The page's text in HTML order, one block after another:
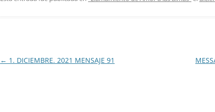
Navegación
← 1. DICIEMBRE. 2021 MENSAJE 91